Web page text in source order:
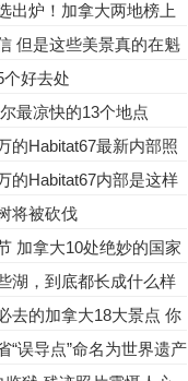
出炉！加拿大两地榜上
但是这些美景真的在魁
好去处
最凉快的13个地点
的Habitat67最新内部照
的Habitat67内部是这样
将被砍伐
加拿大10处绝妙的国家
湖，到底都长成什么样
去的加拿大18大景点 你
“误导点”命名为世界遗产